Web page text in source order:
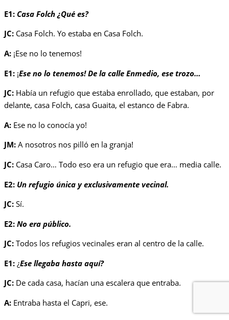
E1: Casa Folch ¿Qué es?
JC: Casa Folch. Yo estaba en Casa Folch.
A: ¡Ese no lo tenemos!
E1: ¡Ese no lo tenemos! De la calle Enmedio, ese trozo…
JC: Había un refugio que estaba enrollado, que estaban, por
delante, casa Folch, casa Guaita, el estanco de Fabra.
A: Ese no lo conocía yo!
JM: A nosotros nos pilló en la granja!
JC: Casa Caro… Todo eso era un refugio que era… media calle.
E2: Un refugio única y exclusivamente vecinal.
JC: Sí.
E2: No era público.
JC: Todos los refugios vecinales eran al centro de la calle.
E1: ¿Ese llegaba hasta aquí?
JC: De cada casa, hacían una escalera que entraba.
A: Entraba hasta el Capri, ese.